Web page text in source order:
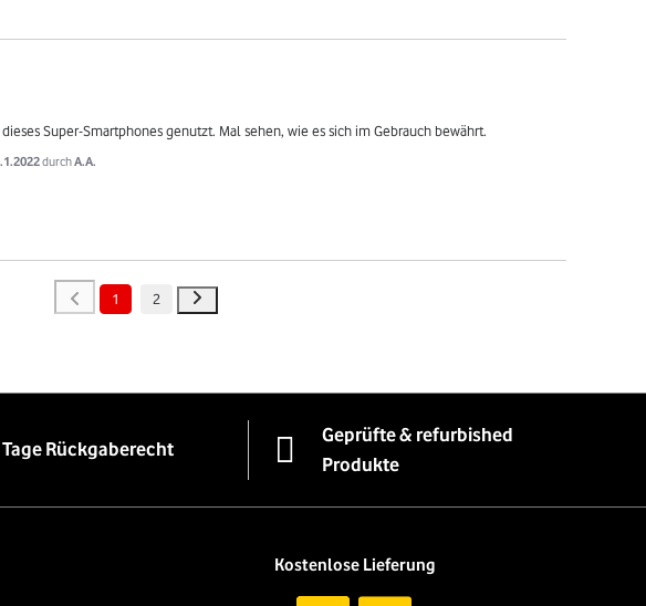
Super-Smartphones genutzt. Mal sehen, wie es sich im Gebrauch bewährt.
durchA.A.
1 2
Rückgaberecht
Geprüfte & refurbished
Produkte
Kostenlose Lieferung